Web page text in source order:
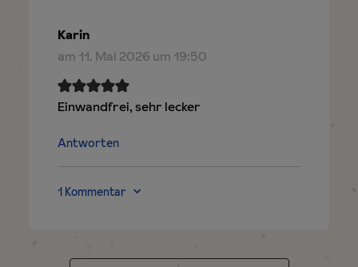
Karin
am 11. Mai 2026 um 19:50
Einwandfrei, sehr lecker
Antworten
1 Kommentar